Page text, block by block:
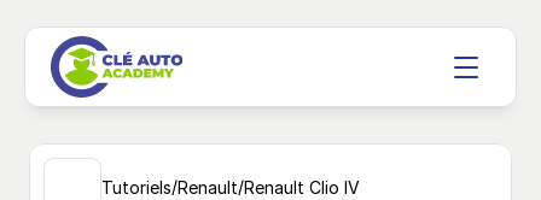
Tutoriels/Renault/Renault Clio IV